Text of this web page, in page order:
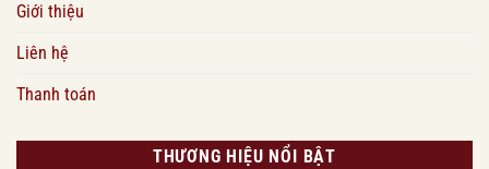
Giới thiệu
Liên hệ
Thanh toán
THƯƠNG HIỆU NỔI BẬT